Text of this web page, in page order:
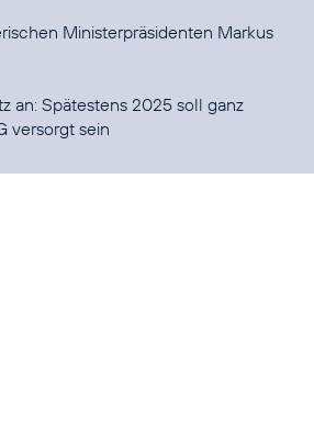
Ministerpräsidenten Markus
an: Spätestens 2025 soll ganz